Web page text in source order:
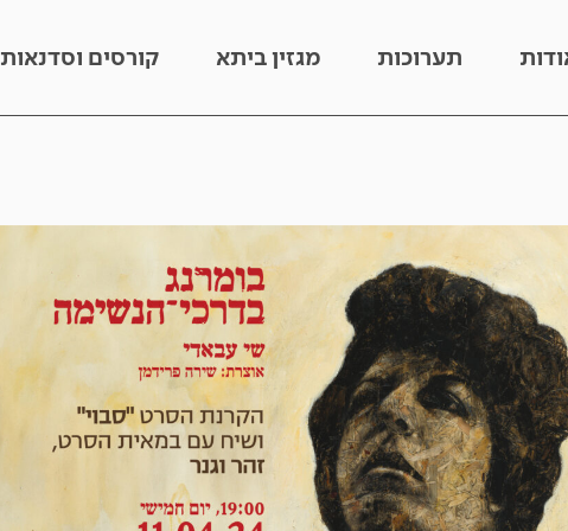
תערוכות מגזין ביתא קורסים וסדנאות